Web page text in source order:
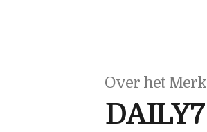
Over het Merk
DAILY7